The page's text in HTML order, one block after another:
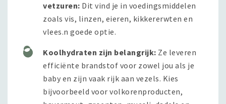
vetzuren: Dit vind je in voedingsmiddelen
zoals vis, linzen, eieren, kikkererwten en
vlees.n goede optie.
Koolhydraten zijn belangrijk: Ze leveren
efficiënte brandstof voor zowel jou als je
baby en zijn vaak rijk aan vezels. Kies
bijvoorbeeld voor volkorenproducten,